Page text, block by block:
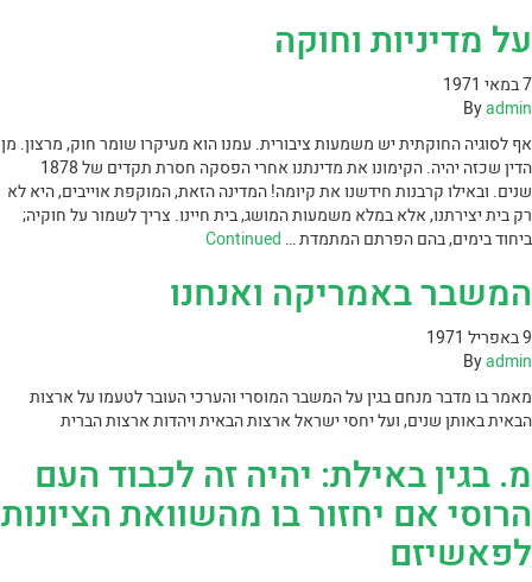
על מדיניות וחוקה
7 במאי 1971
Byadmin
אף לסוגיה החוקתית יש משמעות ציבורית. עמנו הוא מעיקרו שומר חוק, מרצון. מן
הדין שכזה יהיה. הקימונו את מדינתנו אחרי הפסקה חסרת תקדים של 1878
שנים. ובאילו קרבנות חידשנו את קיומה! המדינה הזאת, המוקפת אוייבים, היא לא
רק בית יצירתנו, אלא במלא משמעות המושג, בית חיינו. צריך לשמור על חוקיה;
ביחוד בימים, בהם הפרתם המתמדת … Continued
המשבר באמריקה ואנחנו
9 באפריל 1971
Byadmin
מאמר בו מדבר מנחם בגין על המשבר המוסרי והערכי העובר לטעמו על ארצות
הבאית באותן שנים, ועל יחסי ישראל ארצות הבאית ויהדות ארצות הברית
מ. בגין באילת: יהיה זה לכבוד העם
הרוסי אם יחזור בו מהשוואת הציונות
לפאשיזם